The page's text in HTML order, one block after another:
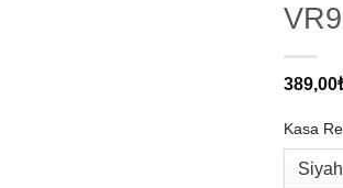
389,00
Kasa